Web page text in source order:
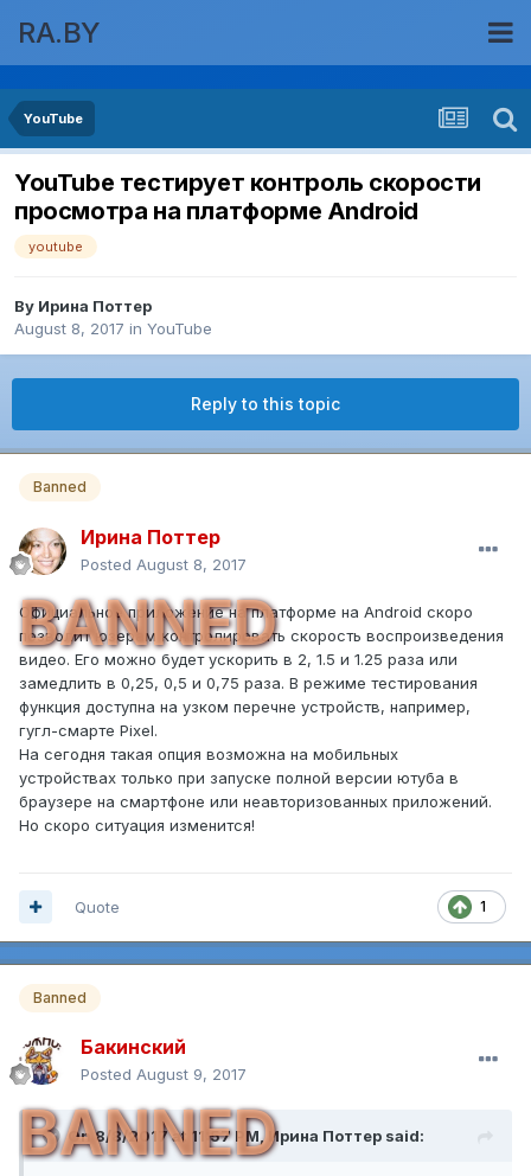
RA.BY
YouTube
YouTube тестирует контроль скорости
просмотра на платформе Android
youtube
By Ирина Поттер
August 8, 2017 in YouTube
Reply to this topic
Banned
Ирина Поттер
Posted August 8, 2017
BANNED
Официальное приложение на платформе на Android скоро
позволит юзерам контролировать скорость воспроизведения
видео. Его можно будет ускорить в 2, 1.5 и 1.25 раза или
замедлить в 0,25, 0,5 и 0,75 раза. В режиме тестирования
функция доступна на узком перечне устройств, например,
гугл-смарте Pixel.
На сегодня такая опция возможна на мобильных
устройствах только при запуске полной версии ютуба в
браузере на смартфоне или неавторизованных приложений.
Но скоро ситуация изменится!
1
Quote
Banned
Бакинский
Posted August 9, 2017
BANNED
On 8/8/2017 at 11:57 PM, Ирина Поттер said: